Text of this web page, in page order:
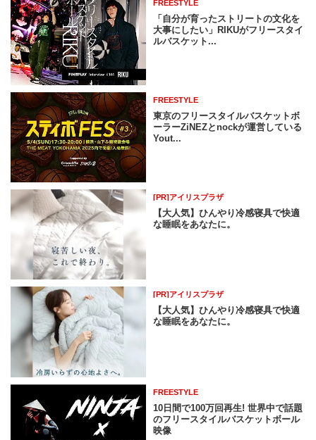
FREESTYLE
「自分が育ったストリートの文化を
大事にしたい」RIKUがフリースタイ
ルバスケット...
FREESTYLE
東京のフリースタイルバスケットボ
ーラーZiNEZとnockが運営している
Yout...
[PR]アイリスプラザ
【大人気】ひんやり冷感寝具で快適
な睡眠をあなたに。
[PR]アイリスプラザ
【大人気】ひんやり冷感寝具で快適
な睡眠をあなたに。
FREESTYLE
10日間で100万回再生! 世界中で話題
のフリースタイルバスケットボール
映像